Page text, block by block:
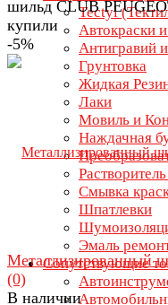
Tectyl
Автокраски
Антигравий
Грунтовка
Жидкая
Лаки
Мовиль и
Наждачная
Смывка
Шпатлевки
Эмаль
Сопутствующие
шильд CLUB
купили
-5%
Металлизированный
(0)
В наличии